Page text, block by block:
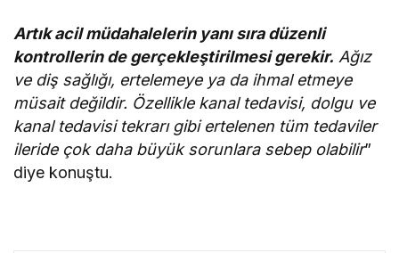
Artık acil müdahalelerin yanı sıra düzenli
kontrollerin de gerçekleştirilmesi gerekir. Ağız
ve diş sağlığı, ertelemeye ya da ihmal etmeye
müsait değildir. Özellikle kanal tedavisi, dolgu ve
kanal tedavisi tekrarı gibi ertelenen tüm tedaviler
ileride çok daha büyük sorunlara sebep olabilir”
diye konuştu.